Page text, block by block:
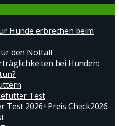
Hunde erbrechen beim
den Notfall
bei Hunden:
Test
Test 2026+Preis Check2026